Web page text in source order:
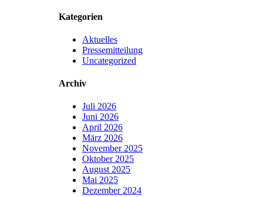
Kategorien
Aktuelles
Pressemitteilung
Uncategorized
Archiv
Juli 2026
Juni 2026
April 2026
März 2026
November 2025
Oktober 2025
August 2025
Mai 2025
Dezember 2024